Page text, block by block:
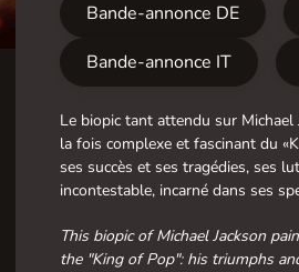
Bande-annonce DE
Bande-annonce IT
Le biopic tant attendu sur
la fois complexe et fascinant du
ses succès et ses tragédies, ses
incontestable, incarné dans ses
This biopic of Michael Jackson
the "King of Pop": his triumphs